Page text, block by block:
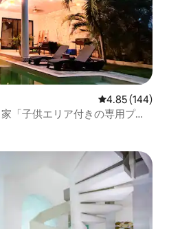
レビュー144
4.85 (144)
「子供エリア付きの専用プー
。